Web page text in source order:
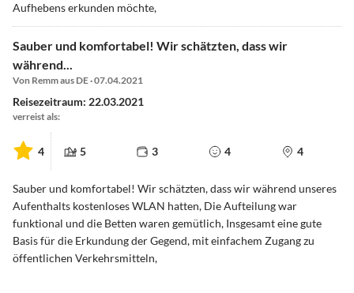
Aufhebens erkunden möchte,
Sauber und komfortabel! Wir schätzten, dass wir
während...
Von Remm aus DE · 07.04.2021
Reisezeitraum: 22.03.2021
verreist als:
4 5 3 4 4
Sauber und komfortabel! Wir schätzten, dass wir während unseres
Aufenthalts kostenloses WLAN hatten, Die Aufteilung war
funktional und die Betten waren gemütlich, Insgesamt eine gute
Basis für die Erkundung der Gegend, mit einfachem Zugang zu
öffentlichen Verkehrsmitteln,